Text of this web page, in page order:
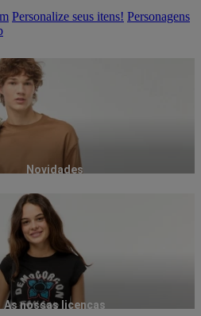
Personalize seus itens! Personagens
Novidades
As nossas licenças